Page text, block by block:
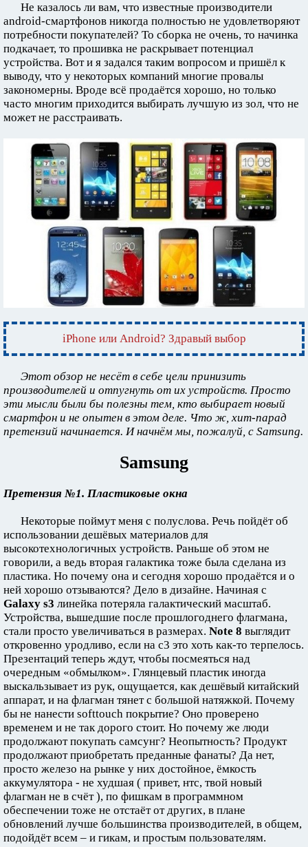
Не казалось ли вам, что известные производители
android-смартфонов никогда полностью не удовлетворяют
потребности покупателей? То сборка не очень, то начинка
подкачает, то прошивка не раскрывает потенциал
устройства. Вот и я задался таким вопросом и пришёл к
выводу, что у некоторых компаний многие провалы
закономерны. Вроде всё продаётся хорошо, но только
часто многим приходится выбирать лучшую из зол, что не
может не расстраивать.
iPhone или Android? Здравый выбор
Этот обзор не несёт в себе цели принизить
производителей и отпугнуть от их устройств. Просто
эти мысли были бы полезны тем, кто выбирает новый
смартфон и не опытен в этом деле. Что ж, хит-парад
претензий начинается. И начнём мы, пожалуй, с Samsung.
Samsung
Претензия №1. Пластиковые окна
Некоторые поймут меня с полуслова. Речь пойдёт об
использовании дешёвых материалов для
высокотехнологичных устройств. Раньше об этом не
говорили, а ведь вторая галактика тоже была сделана из
пластика. Но почему она и сегодня хорошо продаётся и о
ней хорошо отзываются? Дело в дизайне. Начиная с
Galaxy s3 линейка потеряла галактический масштаб.
Устройства, вышедшие после прошлогоднего флагмана,
стали просто увеличиваться в размерах. Note 8 выглядит
откровенно уродливо, если на с3 это хоть как-то терпелось.
Презентаций теперь ждут, чтобы посмеяться над
очередным «обмылком». Глянцевый пластик иногда
выскальзывает из рук, ощущается, как дешёвый китайский
аппарат, и на флагман тянет с большой натяжкой. Почему
бы не нанести softtouch покрытие? Оно проверено
временем и не так дорого стоит. Но почему же люди
продолжают покупать самсунг? Неопытность? Продукт
продолжают приобретать преданные фанаты? Да нет,
просто железо на рынке у них достойное, ёмкость
аккумулятора - не худшая ( привет, нтс, твой новый
флагман не в счёт ), по фишкам в программном
обеспечении тоже не отстаёт от других, в плане
обновлений лучше большинства производителей, в общем,
подойдёт всем – и гикам, и простым пользователям.